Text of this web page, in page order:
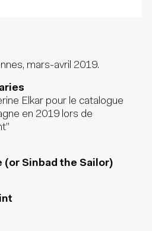
mars-avril 2019.
Elkar pour le catalogue
en 2019 lors de
(or Sinbad the Sailor)